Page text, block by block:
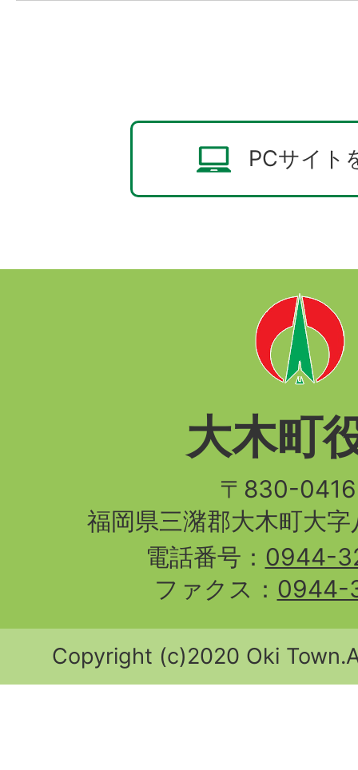
PCサイト
大木町
〒830-
福岡県三潴郡大木町大
電話番号： 0944-
ファクス： 0944-
Copyright (c)2020 Oki